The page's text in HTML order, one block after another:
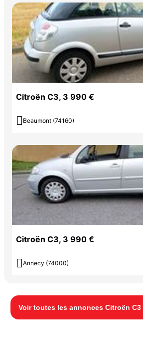
Citroën C3, 3 990 €
 Beaumont (74160)
Citroën C3, 3 990 €
 Annecy (74000)
Voir toutes les annonces Citroën